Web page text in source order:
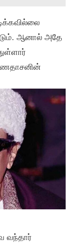
ஆனால் அதே
வந்தார்